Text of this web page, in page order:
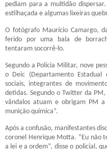
pediam para a multidão
estilhaçada e algumas lixeiras
O fotógrafo Maurício Camargo,
ferido por uma bala de
tentaram socorrê-lo.
Segundo a Polícia Militar, nove
o Deic (Departamento Estadual
sociais, integrantes de
detidas. Segundo o Twitter da
vândalos atuam e obrigam PM
munição química”.
Após a confusão, manifestantes
coronel Henrique Motta. “Eu não
a lei e a ordem”, disse o policial,